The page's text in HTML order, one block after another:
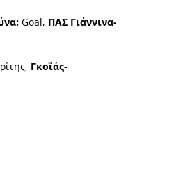
Goal, ΠΑΣ Γιάννινα-
Γκοϊάς-